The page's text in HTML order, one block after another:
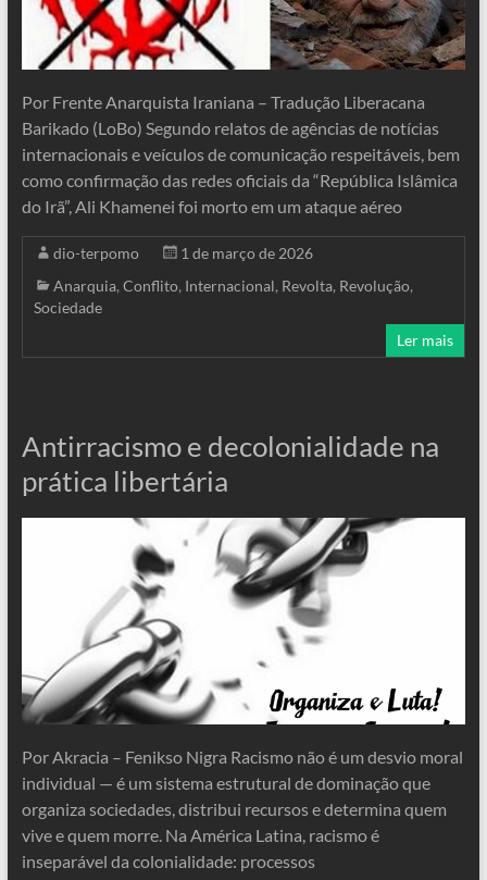
Por Frente Anarquista Iraniana – Tradução Liberacana
Barikado (LoBo) Segundo relatos de agências de notícias
internacionais e veículos de comunicação respeitáveis, bem
como confirmação das redes oficiais da “República Islâmica
do Irã”, Ali Khamenei foi morto em um ataque aéreo
dio-terpomo
1 de março de 2026
Anarquia, Conflito, Internacional, Revolta, Revolução,
Sociedade
Ler mais
Antirracismo e decolonialidade na
prática libertária
Por Akracia – Fenikso Nigra Racismo não é um desvio moral
individual — é um sistema estrutural de dominação que
organiza sociedades, distribui recursos e determina quem
vive e quem morre. Na América Latina, racismo é
inseparável da colonialidade: processos